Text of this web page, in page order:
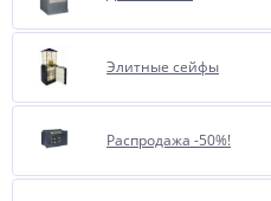
полюбившиеся,
опция.
отделку сейфа
Элитные сейфы
Распродажа -50%!